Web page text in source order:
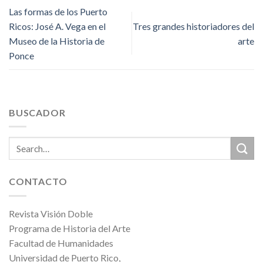
Las formas de los Puerto
Ricos: José A. Vega en el
Museo de la Historia de
Ponce
Tres grandes historiadores del
arte
BUSCADOR
CONTACTO
Revista Visión Doble
Programa de Historia del Arte
Facultad de Humanidades
Universidad de Puerto Rico,